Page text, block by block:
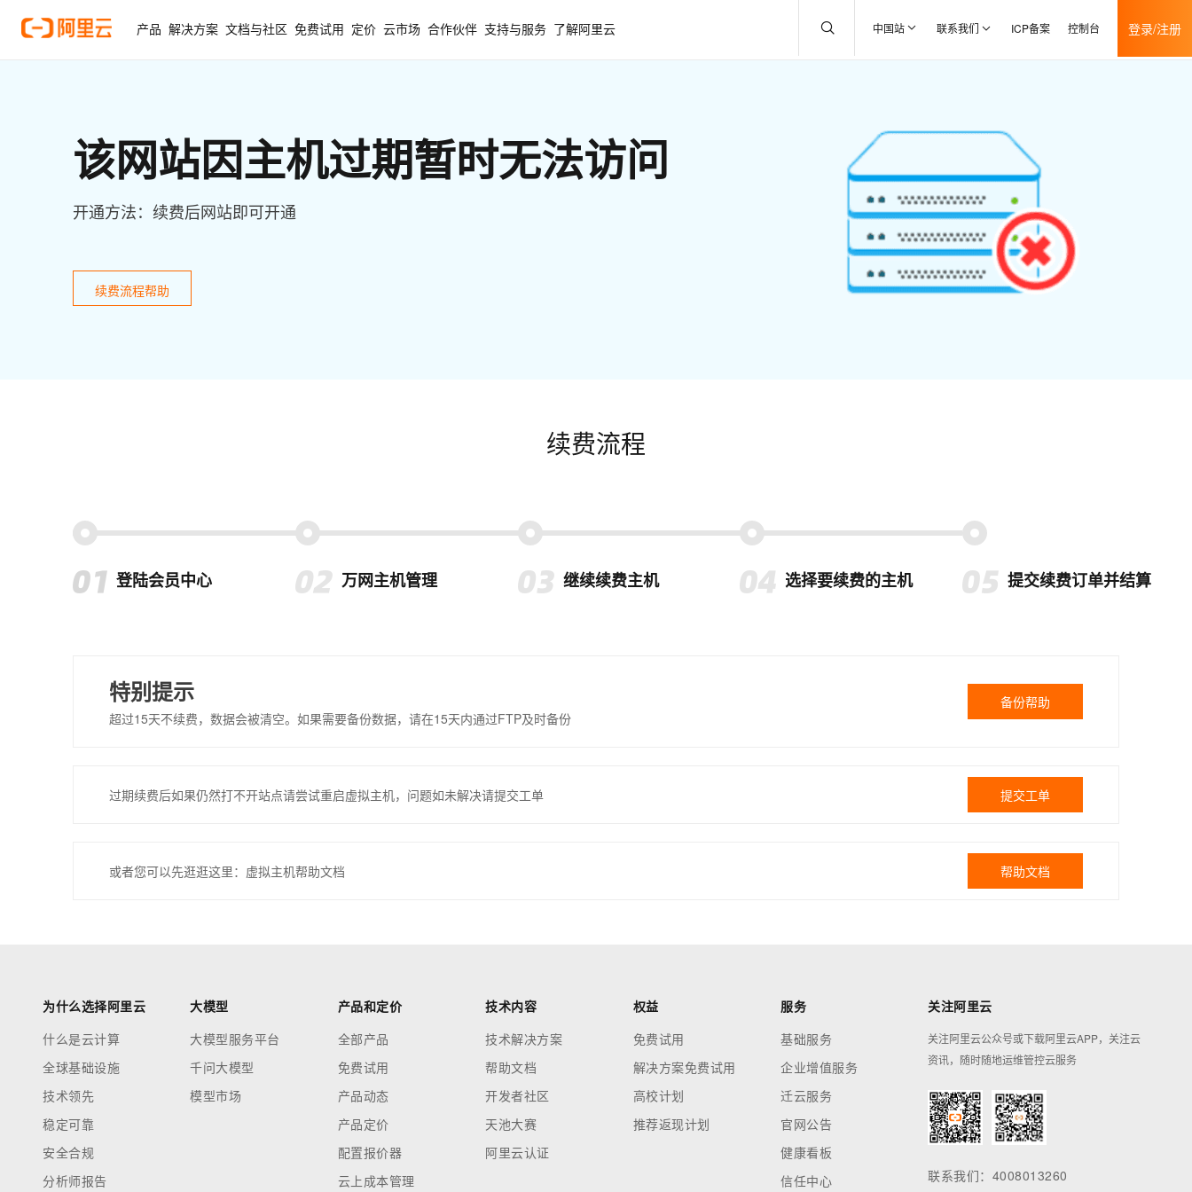
产品 解决方案 文档与社区 免费试用 定价 云市场 合作伙伴 支持与服务 了解阿里云 中国站 联系我们 ICP备案 控制台 登录/注册
该网站因主机过期暂时无法访问
开通方法：续费后网站即可开通
续费流程帮助
续费流程
登陆会员中心 万网主机管理 继续续费主机 选择要续费的主机 提交续费订单并结算
特别提示
超过15天不续费，数据会被清空。如果需要备份数据，请在15天内通过FTP及时备份
备份帮助
过期续费后如果仍然打不开站点请尝试重启虚拟主机，问题如未解决请提交工单 提交工单
或者您可以先逛逛这里：虚拟主机帮助文档 帮助文档